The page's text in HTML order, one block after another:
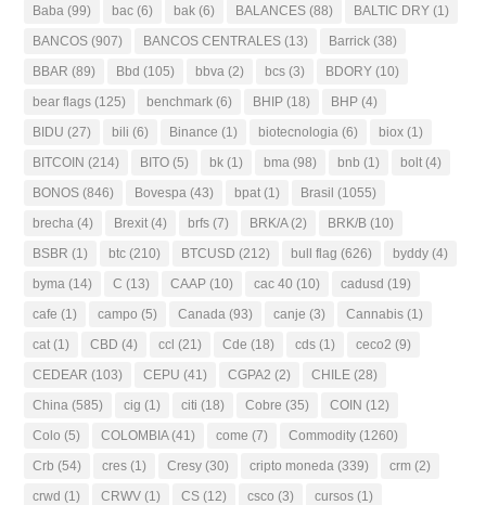
Baba (99) bac (6) bak (6) BALANCES (88) BALTIC DRY (1)
BANCOS (907) BANCOS CENTRALES (13) Barrick (38)
BBAR (89) Bbd (105) bbva (2) bcs (3) BDORY (10)
bear flags (125) benchmark (6) BHIP (18) BHP (4)
BIDU (27) bili (6) Binance (1) biotecnologia (6) biox (1)
BITCOIN (214) BITO (5) bk (1) bma (98) bnb (1) bolt (4)
BONOS (846) Bovespa (43) bpat (1) Brasil (1055)
brecha (4) Brexit (4) brfs (7) BRK/A(2) BRK/B (10)
BSBR (1) btc (210) BTCUSD (212) bull flag (626) byddy (4)
byma (14) C (13) CAAP (10) cac 40 (10) cadusd (19)
cafe (1) campo (5) Canada (93) canje (3) Cannabis (1)
cat (1) CBD (4) ccl (21) Cde (18) cds (1) ceco2 (9)
CEDEAR (103) CEPU (41) CGPA2 (2) CHILE (28)
China (585) cig (1) citi (18) Cobre (35) COIN (12)
Colo (5) COLOMBIA(41) come (7) Commodity (1260)
Crb (54) cres (1) Cresy (30) cripto moneda (339) crm (2)
crwd (1) CRWV (1) CS (12) csco (3) cursos (1)